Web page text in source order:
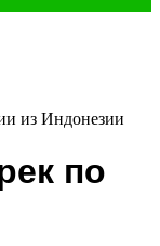
из Индонезии
по